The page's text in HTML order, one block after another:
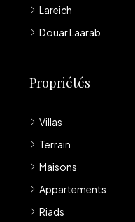
Lareich
Douar Laarab
Propriétés
Villas
Terrain
Maisons
Appartements
Riads